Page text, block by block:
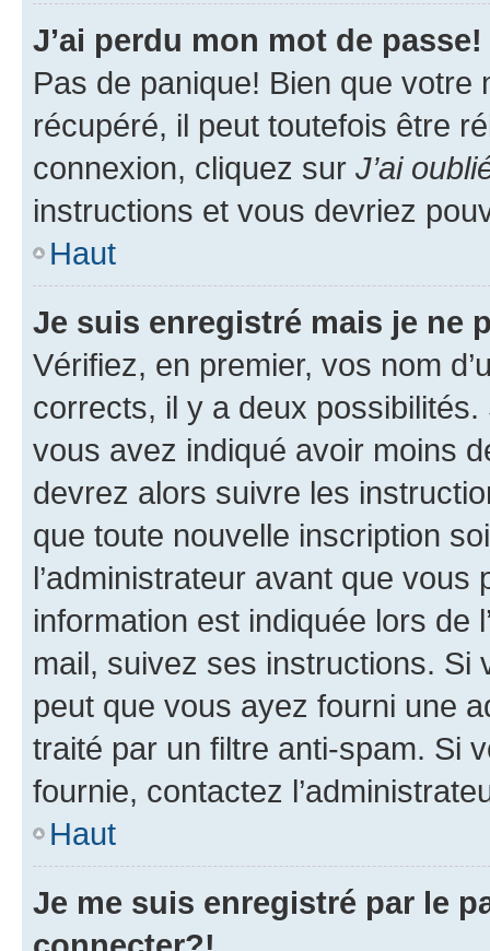
J’ai perdu mon mot de passe!
Pas de panique! Bien que
récupéré, il peut toutefois être
connexion, cliquez sur J’ai
instructions et vous devriez
Haut
Je suis enregistré mais je ne
Vérifiez, en premier, vos nom
corrects, il y a deux
vous avez indiqué avoir moins
devrez alors suivre les
que toute nouvelle inscription
l’administrateur avant que
information est indiquée lors de
mail, suivez ses instructions. Si
peut que vous ayez fourni une
traité par un filtre anti-spam. Si
fournie, contactez
Haut
Je me suis enregistré par le